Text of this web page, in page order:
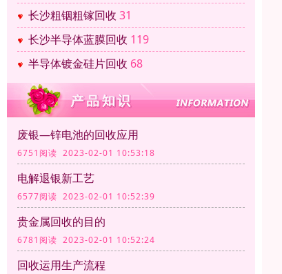
长沙粗铟粗镓回收 31
长沙半导体蓝膜回收 119
半导体镀金硅片回收 68
废银—锌电池的回收应用
6751阅读 2023-02-01 10:53:18
电解退银新工艺
6577阅读 2023-02-01 10:52:39
贵金属回收的目的
6781阅读 2023-02-01 10:52:24
回收运用生产流程